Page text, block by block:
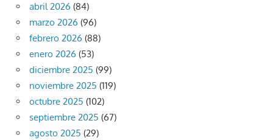
abril 2026 (84)
marzo 2026 (96)
febrero 2026 (88)
enero 2026 (53)
diciembre 2025 (99)
noviembre 2025 (119)
octubre 2025 (102)
septiembre 2025 (67)
agosto 2025 (29)